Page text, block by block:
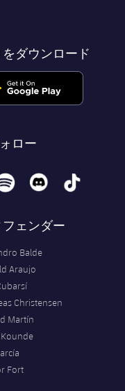
ダウンロード
ロー
discord tiktok
ェンダー
Balde
Araujo
Christensen
Martín
Kounde
Fort